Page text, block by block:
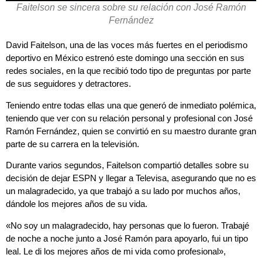
Faitelson se sincera sobre su relación con José Ramón
Fernández
David Faitelson, una de las voces más fuertes en el periodismo
deportivo en México estrenó este domingo una sección en sus
redes sociales, en la que recibió todo tipo de preguntas por parte
de sus seguidores y detractores.
Teniendo entre todas ellas una que generó de inmediato polémica,
teniendo que ver con su relación personal y profesional con José
Ramón Fernández, quien se convirtió en su maestro durante gran
parte de su carrera en la televisión.
Durante varios segundos, Faitelson compartió detalles sobre su
decisión de dejar ESPN y llegar a Televisa, asegurando que no es
un malagradecido, ya que trabajó a su lado por muchos años,
dándole los mejores años de su vida.
«No soy un malagradecido, hay personas que lo fueron. Trabajé
de noche a noche junto a José Ramón para apoyarlo, fui un tipo
leal. Le di los mejores años de mi vida como profesional»,